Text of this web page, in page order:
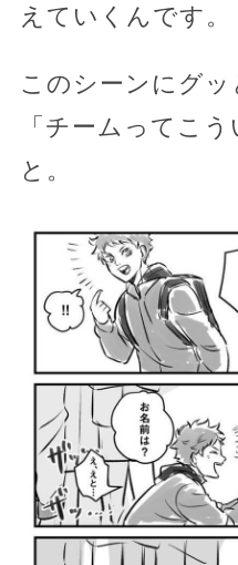
えていくんです。
このシーンにグ
「チームってこ
と。